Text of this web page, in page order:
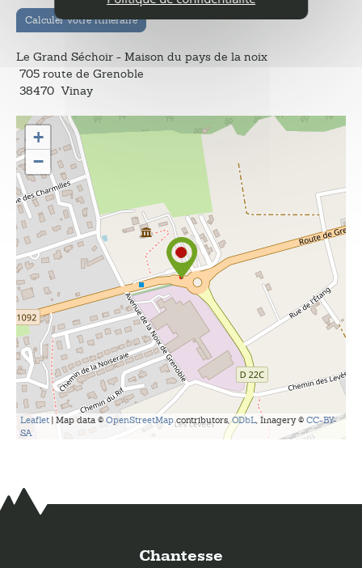
Calculer votre itinéraire
Le Grand Séchoir - Maison du pays de la noix
705 route de Grenoble
38470 Vinay
+
−
Leaflet | Map data © OpenStreetMapcontributors,ODbL, Imagery © CC-BY-
SA
Chantesse